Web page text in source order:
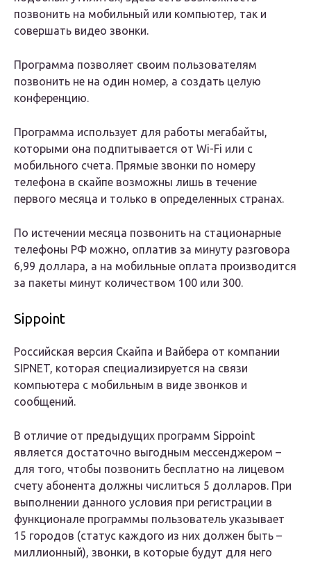
позвонить на мобильный или компьютер, так и
совершать видео звонки.
Программа позволяет своим пользователям
позвонить не на один номер, а создать целую
конференцию.
Программа использует для работы мегабайты,
которыми она подпитывается от Wi-Fi или с
мобильного счета. Прямые звонки по номеру
телефона в скайпе возможны лишь в течение
первого месяца и только в определенных странах.
По истечении месяца позвонить на стационарные
телефоны РФ можно, оплатив за минуту разговора
6,99 доллара, а на мобильные оплата производится
за пакеты минут количеством 100 или 300.
Sippoint
Российская версия Скайпа и Вайбера от компании
SIPNET, которая специализируется на связи
компьютера с мобильным в виде звонков и
сообщений.
В отличие от предыдущих программ Sippoint
является достаточно выгодным мессенджером –
для того, чтобы позвонить бесплатно на лицевом
счету абонента должны числиться 5 долларов. При
выполнении данного условия при регистрации в
функционале программы пользователь указывает
15 городов (статус каждого из них должен быть –
миллионный), звонки, в которые будут для него